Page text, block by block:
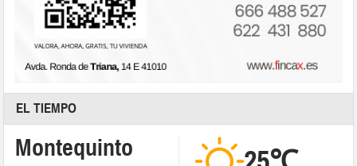
EL TIEMPO
Montequinto